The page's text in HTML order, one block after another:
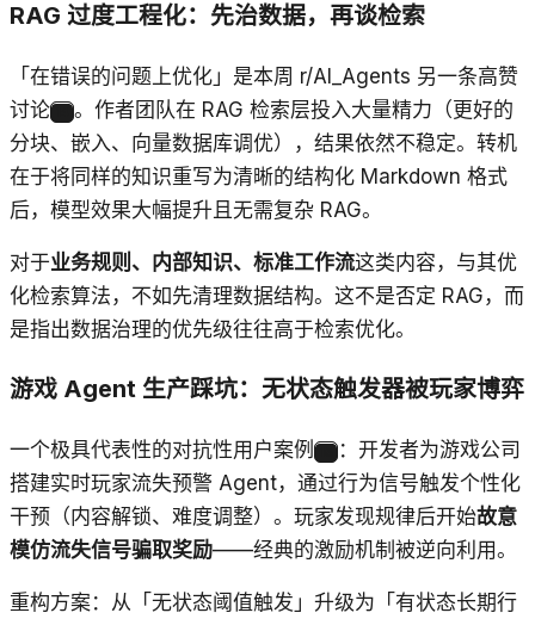
RAG 过度工程化：先治数据，再谈检索
「在错误的问题上优化」是本周 r/AI_Agents 另一条高赞
讨论
。作者团队在 RAG 检索层投入大量精力（更好的
分块、嵌入、向量数据库调优），结果依然不稳定。转机
在于将同样的知识重写为清晰的结构化 Markdown 格式
后，模型效果大幅提升且无需复杂 RAG。
对于业务规则、内部知识、标准工作流这类内容，与其优
化检索算法，不如先清理数据结构。这不是否定 RAG，而
是指出数据治理的优先级往往高于检索优化。
游戏 Agent 生产踩坑：无状态触发器被玩家博弈
一个极具代表性的对抗性用户案例
：开发者为游戏公司
搭建实时玩家流失预警 Agent，通过行为信号触发个性化
干预（内容解锁、难度调整）。玩家发现规律后开始故意
模仿流失信号骗取奖励——经典的激励机制被逆向利用。
重构方案：从「无状态阈值触发」升级为「有状态长期行